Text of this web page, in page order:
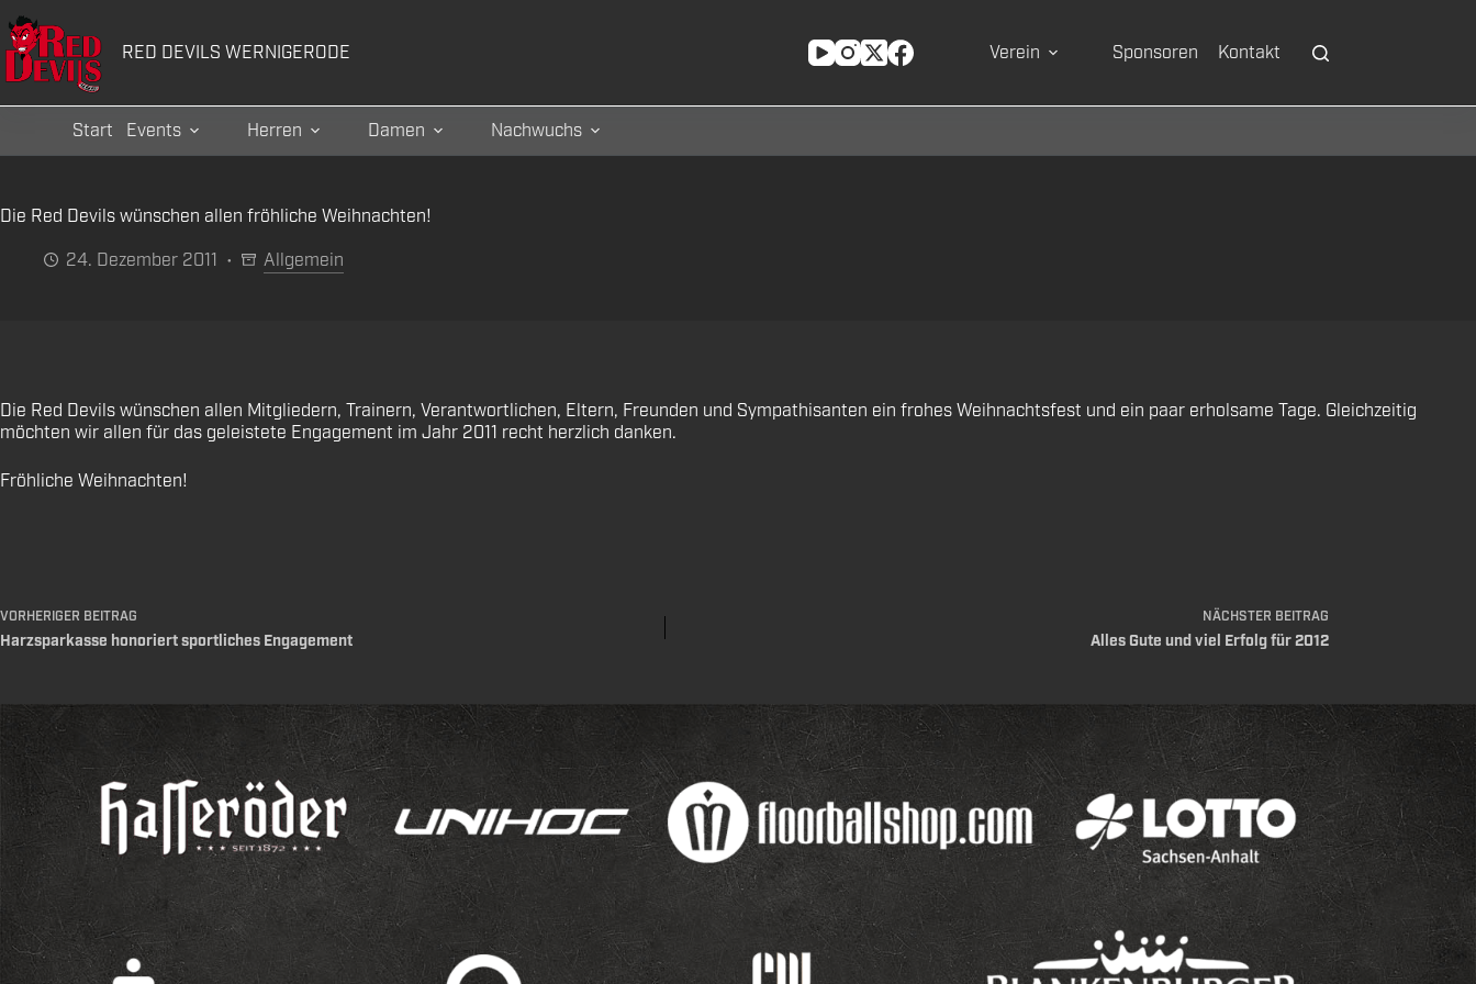
Zum
Inhalt
springen
RED DEVILS WERNIGERODE Verein Sponsoren Kontakt
Start Events Herren Damen Nachwuchs
Die Red Devils wünschen allen fröhliche Weihnachten!
24. Dezember 2011
Allgemein
Die Red Devils wünschen allen Mitgliedern, Trainern, Verantwortlichen, Eltern, Freunden und Sympathisanten ein frohes Weihnachtsfest und ein paar erholsame Tage. Gleichzeitig
möchten wir allen für das geleistete Engagement im Jahr 2011 recht herzlich danken.
Fröhliche Weihnachten!
VORHERIGER BEITRAG
Harzsparkasse honoriert sportliches Engagement
NÄCHSTER BEITRAG
Alles Gute und viel Erfolg für 2012